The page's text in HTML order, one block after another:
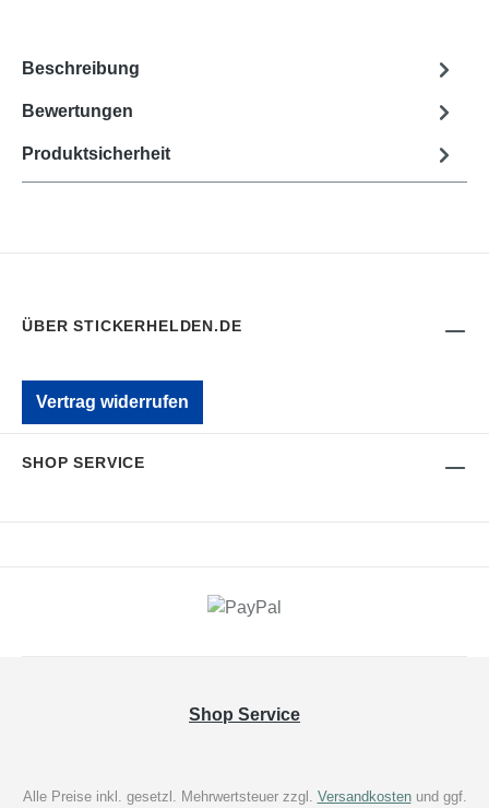
Beschreibung
Bewertungen
Produktsicherheit
ÜBER STICKERHELDEN.DE
Vertrag widerrufen
SHOP SERVICE
Shop Service
Alle Preise inkl. gesetzl. Mehrwertsteuer zzgl. Versandkostenund ggf.